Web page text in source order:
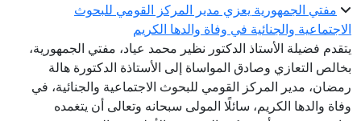
مفتي الجمهورية يعزي مدير المركز القومي للبحوث
الاجتماعية والجنائية في وفاة والدها الكريم
يتقدم فضيلة الأستاذ الدكتور نظير محمد عياد، مفتي الجمهورية،
بخالص التعازي وصادق المواساة إلى الأستاذة الدكتورة هالة
رمضان، مدير المركز القومي للبحوث الاجتماعية والجنائية، في
وفاة والدها الكريم، سائلًا المولى سبحانه وتعالى أن يتغمده